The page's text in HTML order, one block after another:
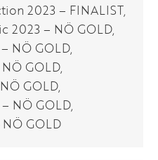
2023 – FINALIST,
2023 – NÖ GOLD,
NÖ GOLD,
GOLD,
GOLD,
NÖ GOLD,
GOLD